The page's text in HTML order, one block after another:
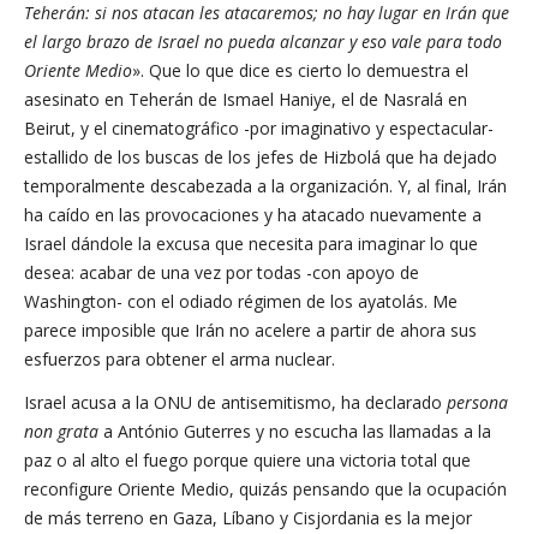
Teherán: si nos atacan les atacaremos; no hay lugar en Irán que
el largo brazo de Israel no pueda alcanzar y eso vale para todo
Oriente Medio». Que lo que dice es cierto lo demuestra el
asesinato en Teherán de Ismael Haniye, el de Nasralá en
Beirut, y el cinematográfico -por imaginativo y espectacular-
estallido de los buscas de los jefes de Hizbolá que ha dejado
temporalmente descabezada a la organización. Y, al final, Irán
ha caído en las provocaciones y ha atacado nuevamente a
Israel dándole la excusa que necesita para imaginar lo que
desea: acabar de una vez por todas -con apoyo de
Washington- con el odiado régimen de los ayatolás. Me
parece imposible que Irán no acelere a partir de ahora sus
esfuerzos para obtener el arma nuclear.
Israel acusa a la ONU de antisemitismo, ha declarado persona
non grata a António Guterres y no escucha las llamadas a la
paz o al alto el fuego porque quiere una victoria total que
reconfigure Oriente Medio, quizás pensando que la ocupación
de más terreno en Gaza, Líbano y Cisjordania es la mejor